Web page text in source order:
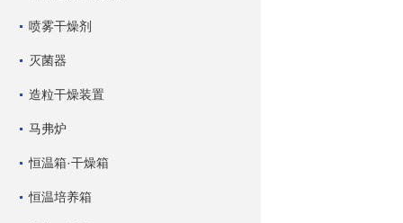
喷雾干燥剂
灭菌器
造粒干燥装置
马弗炉
恒温箱·干燥箱
恒温培养箱